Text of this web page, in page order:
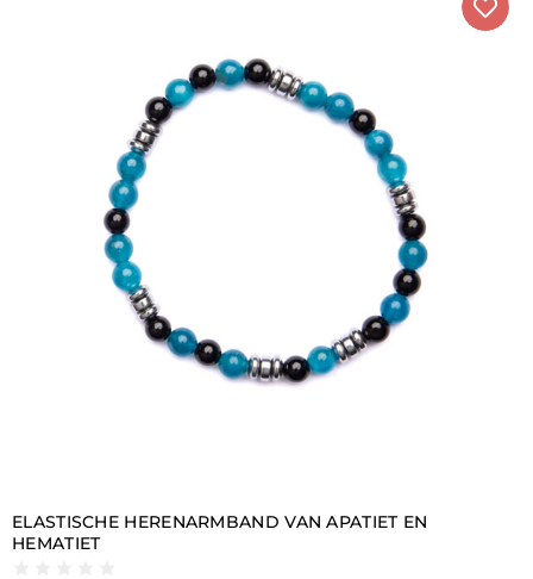
ELASTISCHE HERENARMBAND VAN APATIET EN
HEMATIET